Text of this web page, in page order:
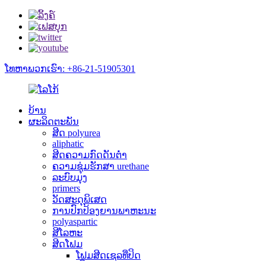
ໂທຫາພວກເຮົາ: +86-21-51905301
ບ້ານ
ຜະລິດຕະພັນ
ສີດ polyurea
aliphatic
ສີດຄວາມກົດດັນຕ່ໍາ
ຄວາມຊຸ່ມຮັກສາ urethane
ລະບົບມຸງ
primers
ວັດສະດຸພິເສດ
ການປົກປ້ອງຍານພາຫະນະ
polyaspartic
ສີໂລຫະ
ສີດໂຟມ
ໂຟມສີດເຊລທີ່ປິດ